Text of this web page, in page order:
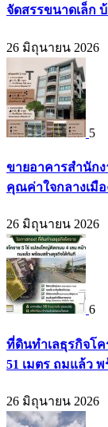
จัดสรรขนาดเล็ก บ้
26 มิถุนายน 2026
5
ขายอาคารสำนัก
คุณค่าใจกลางเมือ
26 มิถุนายน 2026
6
ที่ดินทำเลธุรกิจโ
51 เมตร ถมแล้ว
26 มิถุนายน 2026